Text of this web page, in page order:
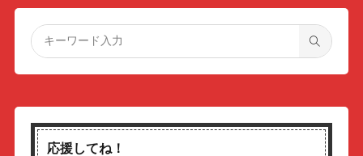
応援してね！